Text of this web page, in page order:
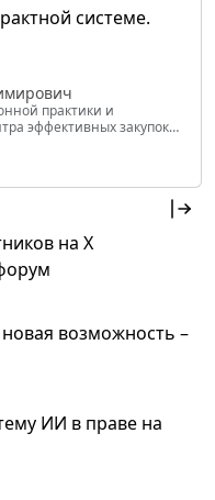
системе.
практики и
эффективных закупок
на X
возможность –
ИИ в праве на